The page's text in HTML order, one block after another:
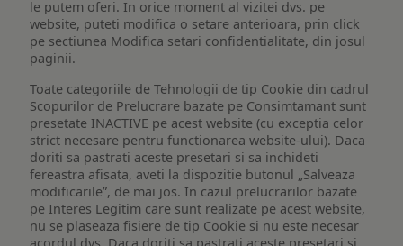
le putem oferi. In orice moment al vizitei dvs. pe
website, puteti modifica o setare anterioara, prin click
pe sectiunea Modifica setari confidentialitate, din josul
paginii.
Toate categoriile de Tehnologii de tip Cookie din cadrul
Scopurilor de Prelucrare bazate pe Consimtamant sunt
presetate INACTIVE pe acest website (cu exceptia celor
strict necesare pentru functionarea website-ului). Daca
doriti sa pastrati aceste presetari si sa inchideti
fereastra afisata, aveti la dispozitie butonul „Salveaza
modificarile”, de mai jos. In cazul prelucrarilor bazate
pe Interes Legitim care sunt realizate pe acest website,
nu se plaseaza fisiere de tip Cookie si nu este necesar
acordul dvs. Daca doriti sa pastrati aceste presetari si